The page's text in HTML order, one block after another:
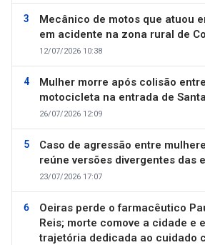
Mecânico de motos que atuou
em acidente na zona rural de
12/07/2026 10:38
Mulher morre após colisão
motocicleta na entrada de
26/07/2026 12:09
Caso de agressão entre
reúne versões divergentes das
23/07/2026 17:07
Oeiras perde o farmacêutico
Reis; morte comove a cidade e
trajetória dedicada ao cuidado